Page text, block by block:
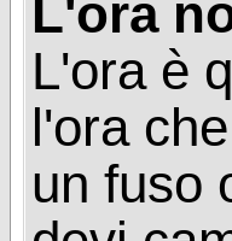
L'ora
L'ora è
l'ora
un fuso